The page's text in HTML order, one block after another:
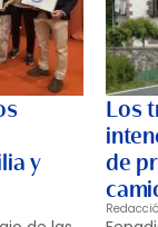
y
Los
de